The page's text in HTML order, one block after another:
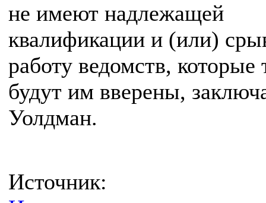
не имеют надлежащей
квалификации и (или)
работу ведомств, которые
будут им вверены,
Уолдман.
Источник: